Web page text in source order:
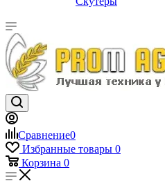
Сравнение0
Избранные товары 0
Корзина 0